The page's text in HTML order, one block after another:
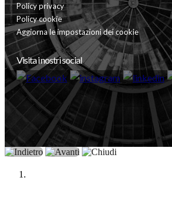
Policy privacy
Policy cookie
Aggiorna le impostazioni dei cookie
Visita i nostri social